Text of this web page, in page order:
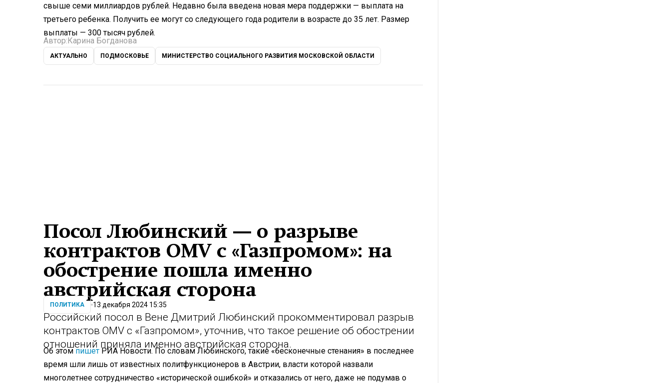
свыше семи миллиардов рублей. Недавно была введена новая мера поддержки — выплата на
третьего ребенка. Получить ее могут со следующего года родители в возрасте до 35 лет. Размер
выплаты — 300 тысяч рублей.
Автор: Карина Богданова
АКТУАЛЬНО ПОДМОСКОВЬЕ МИНИСТЕРСТВО СОЦИАЛЬНОГО РАЗВИТИЯ МОСКОВСКОЙ ОБЛАСТИ
Посол Любинский — о разрыве
контрактов OMV с «Газпромом»: на
обострение пошла именно
австрийская сторона
ПОЛИТИКА 13 декабря 2024 15:35
Российский посол в Вене Дмитрий Любинский прокомментировал разрыв
контрактов OMV с «Газпромом», уточнив, что такое решение об обострении
отношений приняла именно австрийская сторона.
Об этом пишетРИА Новости. По словам Любинского, такие «бесконечные стенания» в последнее
время шли лишь от известных политфункционеров в Австрии, власти которой назвали
многолетнее сотрудничество «исторической ошибкой» и отказались от него, даже не подумав о